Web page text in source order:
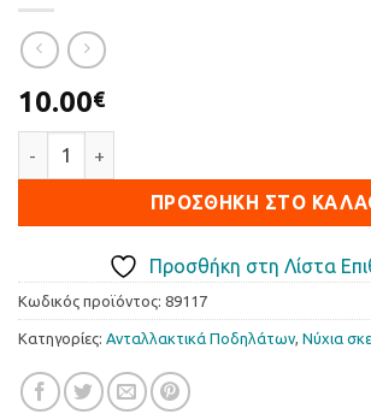
10.00€
ΠΡΟΣΘΉΚΗ ΣΤΟ
Προσθήκη στη Λίστα
Κωδικός προϊόντος: 89117
Κατηγορίες: Ανταλλακτικά Ποδηλάτων, Νύχια